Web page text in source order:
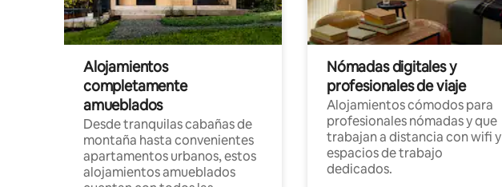
Alojamientos
completamente
amueblados
Desde tranquilas cabañas de
montaña hasta convenientes
apartamentos urbanos, estos
alojamientos amueblados
Nómadas digitales y
profesionales de viaje
Alojamientos cómodos para
profesionales nómadas y que
trabajan a distancia con wifi y
espacios de trabajo
dedicados.